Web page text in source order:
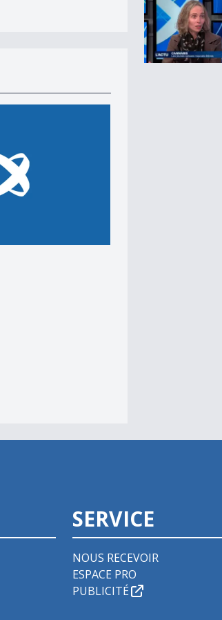
SERVICE
NOUS RECEVOIR
ESPACE PRO
PUBLICITÉ